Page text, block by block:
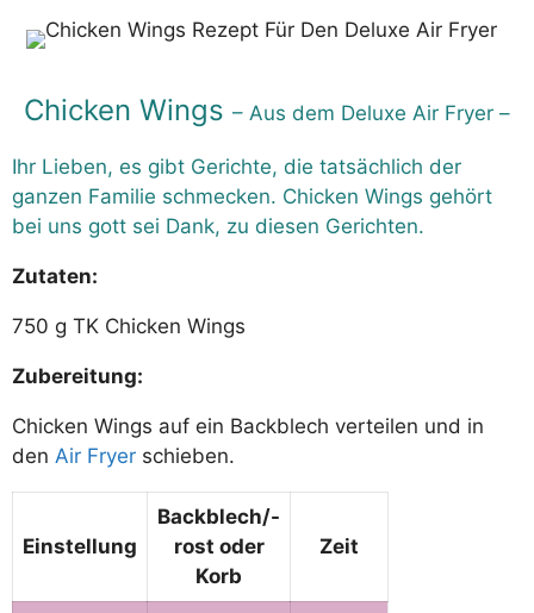
Chicken Wings – Aus dem Deluxe Air Fryer –
Ihr Lieben, es gibt Gerichte, die tatsächlich der
ganzen Familie schmecken. Chicken Wings gehört
bei uns gott sei Dank, zu diesen Gerichten.
Zutaten:
750 g TK Chicken Wings
Zubereitung:
Chicken Wings auf ein Backblech verteilen und in
den Air Fryer schieben.
Einstellung
Backblech/-
rost oder
Korb
Zeit